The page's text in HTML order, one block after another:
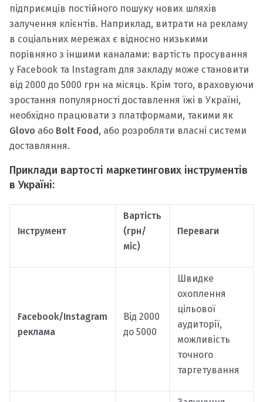
підприємців постійного пошуку нових шляхів
залучення клієнтів. Наприклад, витрати на рекламу
в соціальних мережах є відносно низькими
порівняно з іншими каналами: вартість просування
у Facebook та Instagram для закладу може становити
від 2000 до 5000 грн на місяць. Крім того, враховуючи
зростання популярності доставлення їжі в Україні,
необхідно працювати з платформами, такими як
Glovo або Bolt Food, або розробляти власні системи
доставляння.
Приклади вартості маркетингових інструментів
в Україні:
Інструмент
Вартість
(грн/
міс)
Переваги
Facebook/Instagram
реклама
Від 2000
до 5000
Швидке
охоплення
цільової
аудиторії,
можливість
точного
таргетування